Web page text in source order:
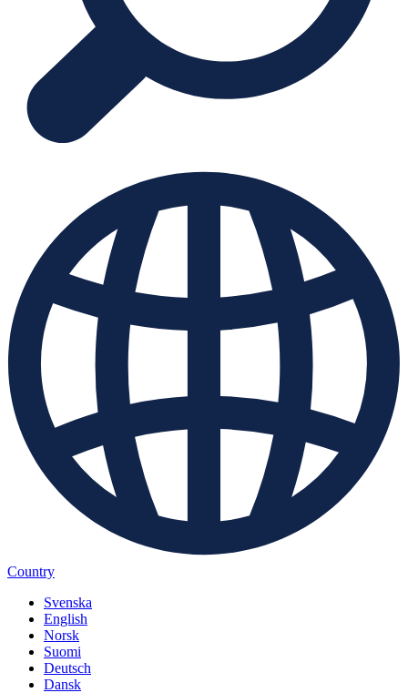
Country
Svenska
English
Norsk
Suomi
Deutsch
Dansk